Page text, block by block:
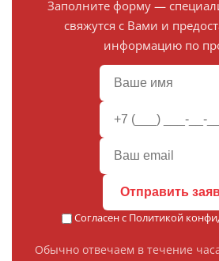
Заполните форму —
свяжутся с Вами и
информацию по
Отправить
Согласен с Политикой
Обычно отвечаем в течение